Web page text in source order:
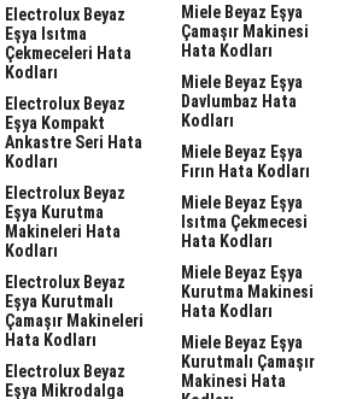
Electrolux Beyaz
Eşya Isıtma
Çekmeceleri Hata
Kodları
Electrolux Beyaz
Eşya Kompakt
Ankastre Seri Hata
Kodları
Electrolux Beyaz
Eşya Kurutma
Makineleri Hata
Kodları
Electrolux Beyaz
Eşya Kurutmalı
Çamaşır Makineleri
Hata Kodları
Electrolux Beyaz
Eşya Mikrodalga
Miele Beyaz Eşya
Çamaşır Makinesi
Hata Kodları
Miele Beyaz Eşya
Davlumbaz Hata
Kodları
Miele Beyaz Eşya
Fırın Hata Kodları
Miele Beyaz Eşya
Isıtma Çekmecesi
Hata Kodları
Miele Beyaz Eşya
Kurutma Makinesi
Hata Kodları
Miele Beyaz Eşya
Kurutmalı Çamaşır
Makinesi Hata